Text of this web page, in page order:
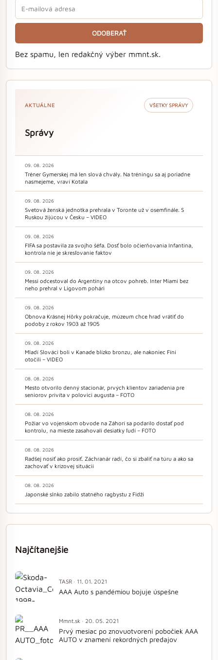
ODOBERAŤ
Bez spamu, len redakčný výber mmnt.sk.
AKTUÁLNE VŠETKY SPRÁVY
Správy
09. 08. 2026
Tréner Gymerskej má len slová chvály. Na tréningu sa aj poriadne
nasmejeme, vraví Kotala
09. 08. 2026
Svetová ženská jednotka prehrala v Toronte už v osemfinále. S
Ruskou žijúcou v Česku – VIDEO
09. 08. 2026
FIFA sa postavila za svojho šéfa. Dosť bolo očierňovania Infantina,
kontrola nie je skresľovanie faktov
09. 08. 2026
Messi odcestoval do Argentíny na otcov pohreb. Inter Miami bez
neho prehral v Ligovom pohári
09. 08. 2026
Obnova Krásnej Hôrky pokračuje, múzeum chce hrad vrátiť do
podoby z rokov 1903 až 1905
09. 08. 2026
Mladí Slováci boli v Kanade blízko bronzu, ale nakoniec Fíni
otočili – VIDEO
08. 08. 2026
Mesto otvorilo denný stacionár, prvých klientov zariadenia pre
seniorov privíta v polovici augusta – FOTO
08. 08. 2026
Požiar vo vojenskom obvode na Záhorí sa podarilo dostať pod
kontrolu, na mieste zasahovali desiatky ľudí – FOTO
08. 08. 2026
Radšej nosiť ako prosiť. Záchranár radí, čo si zbaliť na túru a ako sa
zachovať v krízovej situácii
08. 08. 2026
Japonské slnko zabilo statného ragbystu z Fidži
Najčítanejšie
TASR · 11. 01. 2021
AAA Auto s pandémiou bojuje úspešne
Mmnt.sk · 20. 05. 2021
Prvý mesiac po znovuotvorení pobočiek AAA
AUTO v znamení rekordných predajov